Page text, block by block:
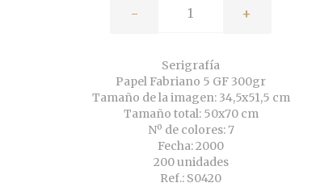
- +
Serigrafía
Papel Fabriano 5 GF 300gr
Tamaño de la imagen: 34,5x51,5 cm
Tamaño total: 50x70 cm
Nº de colores: 7
Fecha: 2000
200 unidades
Ref.: S0420